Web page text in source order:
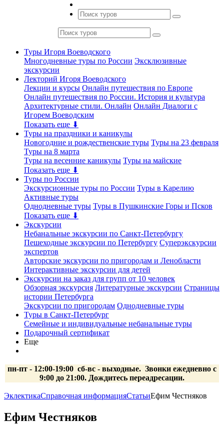
Туры Игоря Воеводского
Многодневные туры по России Эксклюзивные
экскурсии
Лекторий Игоря Воеводского
Лекции и курсы Онлайн путешествия по Европе
Онлайн путешествия по России. История и культура
Архитектурные стили. Онлайн Онлайн Диалоги с
Игорем Воеводским
Показать еще ⬇
Туры на праздники и каникулы
Новогодние и рождественские туры Туры на 23 февраля
Туры на 8 марта
Туры на весенние каникулы Туры на майские
Показать еще ⬇
Туры по России
Экскурсионные туры по России Туры в Карелию
Активные туры
Однодневные туры Туры в Пушкинские Горы и Псков
Показать еще ⬇
Экскурсии
Небанальные экскурсии по Санкт-Петербургу
Пешеходные экскурсии по Петербургу Суперэкскурсии
экспертов
Авторские экскурсии по пригородам и Ленобласти
Интерактивные экскурсии для детей
Экскурсии на заказ для групп от 10 человек
Обзорная экскурсия Литературные экскурсии Страницы
истории Петербурга
Экскурсии по пригородам Однодневные туры
Туры в Санкт-Петербург
Семейные и индивидуальные небанальные туры
Подарочный сертификат
Еще
пн-пт - 12:00-19:00 сб-вс - выходные. Звонки ежедневно с
9:00 до 21:00. Дождитесь переадресации.
ЭклектикаСправочная информацияСтатьиЕфим Честняков
Ефим Честняков